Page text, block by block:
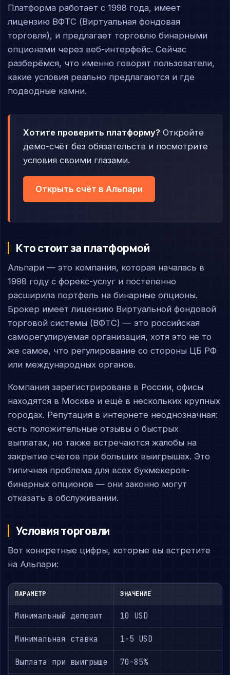
Платформа работает с 1998 года, имеет
лицензию ВФТС (Виртуальная фондовая
торговля), и предлагает торговлю бинарными
опционами через веб-интерфейс. Сейчас
разберёмся, что именно говорят пользователи,
какие условия реально предлагаются и где
подводные камни.
Хотите проверить платформу? Откройте
демо-счёт без обязательств и посмотрите
условия своими глазами.
Открыть счёт в Альпари
Кто стоит за платформой
Альпари — это компания, которая началась в
1998 году с форекс-услуг и постепенно
расширила портфель на бинарные опционы.
Брокер имеет лицензию Виртуальной фондовой
торговой системы (ВФТС) — это российская
саморегулируемая организация, хотя это не то
же самое, что регулирование со стороны ЦБ РФ
или международных органов.
Компания зарегистрирована в России, офисы
находятся в Москве и ещё в нескольких крупных
городах. Репутация в интернете неоднозначная:
есть положительные отзывы о быстрых
выплатах, но также встречаются жалобы на
закрытие счетов при больших выигрышах. Это
типичная проблема для всех букмекеров-
бинарных опционов — они законно могут
отказать в обслуживании.
Условия торговли
Вот конкретные цифры, которые вы встретите
на Альпари:
ПАРАМЕТР ЗНАЧЕНИЕ
Минимальный депозит 10 USD
Минимальная ставка 1-5 USD
Выплата при выигрыше 70-85%